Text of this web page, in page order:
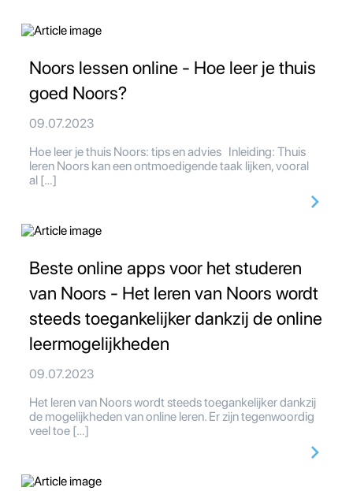
Noors lessen online - Hoe leer je thuis
goed Noors?
09.07.2023
Hoe leer je thuis Noors: tips en advies Inleiding: Thuis
leren Noors kan een ontmoedigende taak lijken, vooral
al […]
Beste online apps voor het studeren
van Noors - Het leren van Noors wordt
steeds toegankelijker dankzij de online
leermogelijkheden
09.07.2023
Het leren van Noors wordt steeds toegankelijker dankzij
de mogelijkheden van online leren. Er zijn tegenwoordig
veel toe […]